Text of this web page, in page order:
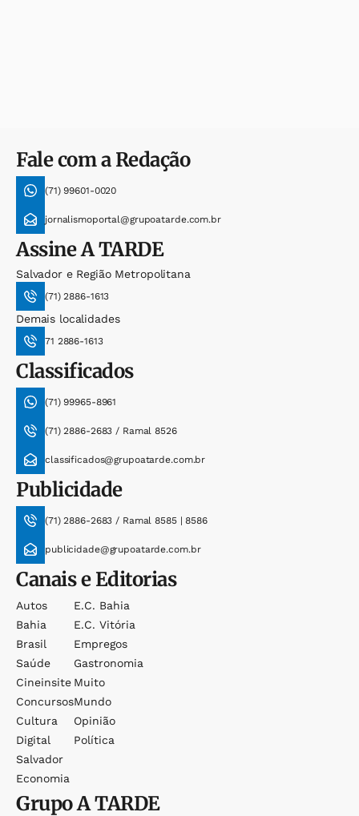
Fale com a Redação
(71) 99601-0020
jornalismoportal@grupoatarde.com.br
AssineA TARDE
Salvador e Região Metropolitana
(71) 2886-1613
Demais localidades
71 2886-1613
Classificados
(71) 99965-8961
(71) 2886-2683 / Ramal 8526
classificados@grupoatarde.com.br
Publicidade
(71) 2886-2683 / Ramal 8585 | 8586
publicidade@grupoatarde.com.br
Canais e Editorias
Autos
Bahia
Brasil
Saúde
Cineinsite
Concursos
Cultura
Digital
Salvador
Economia
E.c. Bahia
E.c. Vitória
Empregos
Gastronomia
Muito
Mundo
Opinião
Política
GrupoA TARDE